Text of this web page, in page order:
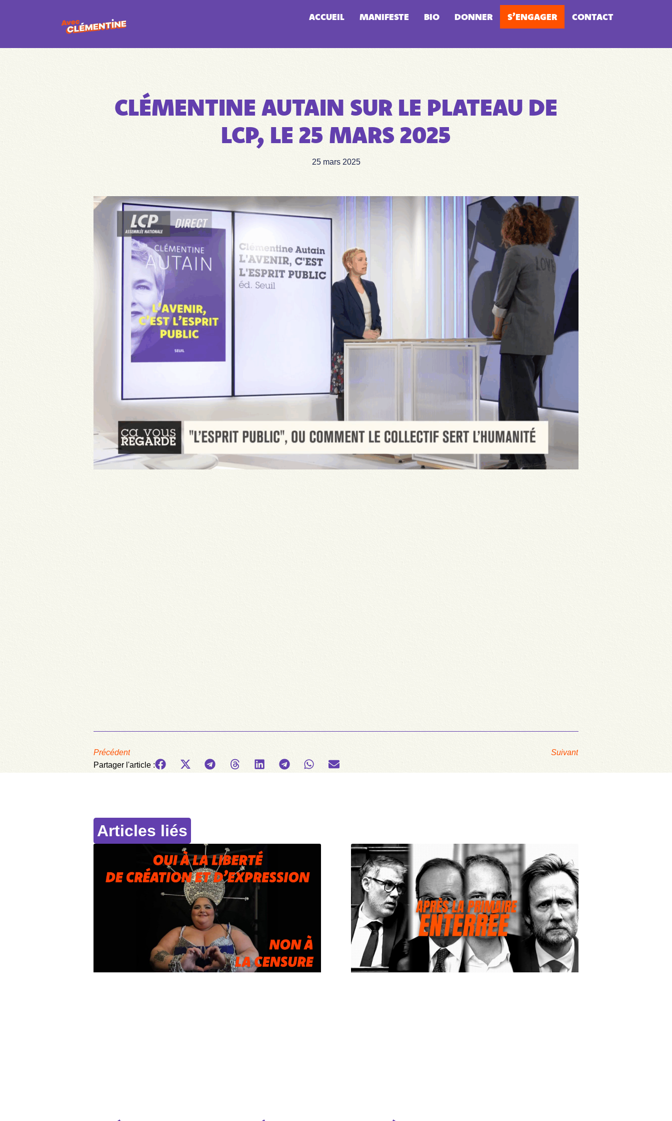
ACCUEIL MANIFESTE BIO DONNER S’ENGAGER CONTACT
CLÉMENTINE AUTAIN SUR LE PLATEAU DE
LCP, LE 25 MARS 2025
25 mars 2025
Précédent
Suivant
Partager l'article :
Articles liés